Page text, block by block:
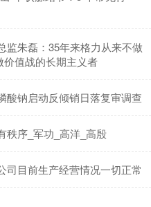
监朱磊：35年来格力从来不做
值战的长期主义者
酸钠启动反倾销日落复审调查
秩序_军功_高洋_高殷
司目前生产经营情况一切正常